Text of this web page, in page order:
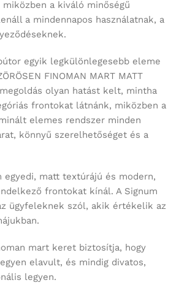
a kiváló minőségű
a mindennapos használatnak, a
egyik legkülönlegesebb eleme
FINOMAN MART MATT
olyan hatást kelt, mintha
frontokat látnánk, miközben a
elemes rendszer minden
könnyű szerelhetőséget és a
egyedi, matt textúrájú és modern,
frontokat kínál. A Signum
ügyfeleknek szól, akik értékelik az
mart keret biztosítja, hogy
elavult, és mindig divatos,
legyen.